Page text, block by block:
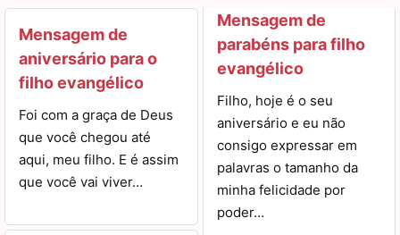
Mensagem de
aniversário para o
filho evangélico
Foi com a graça de Deus
que você chegou até
aqui, meu filho. E é assim
que você vai viver…
Mensagem de
parabéns para filho
evangélico
Filho, hoje é o seu
aniversário e eu não
consigo expressar em
palavras o tamanho da
minha felicidade por
poder…